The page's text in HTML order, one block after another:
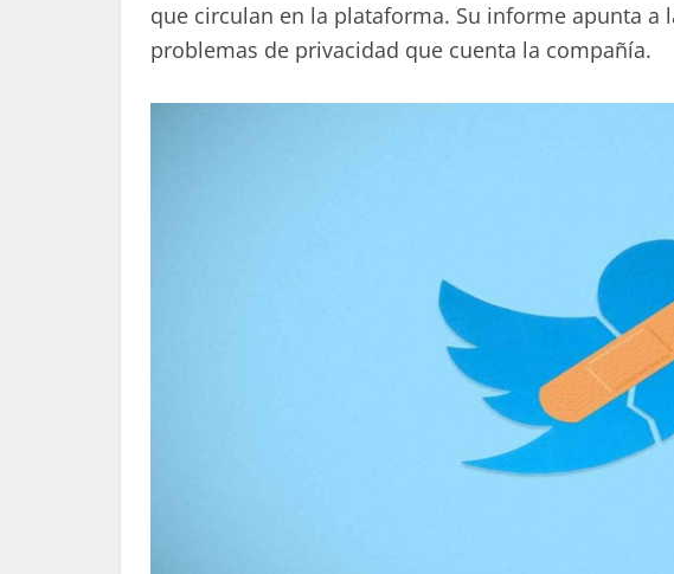
que circulan en la plataforma. Su informe apunta a
problemas de privacidad que cuenta la compañía.